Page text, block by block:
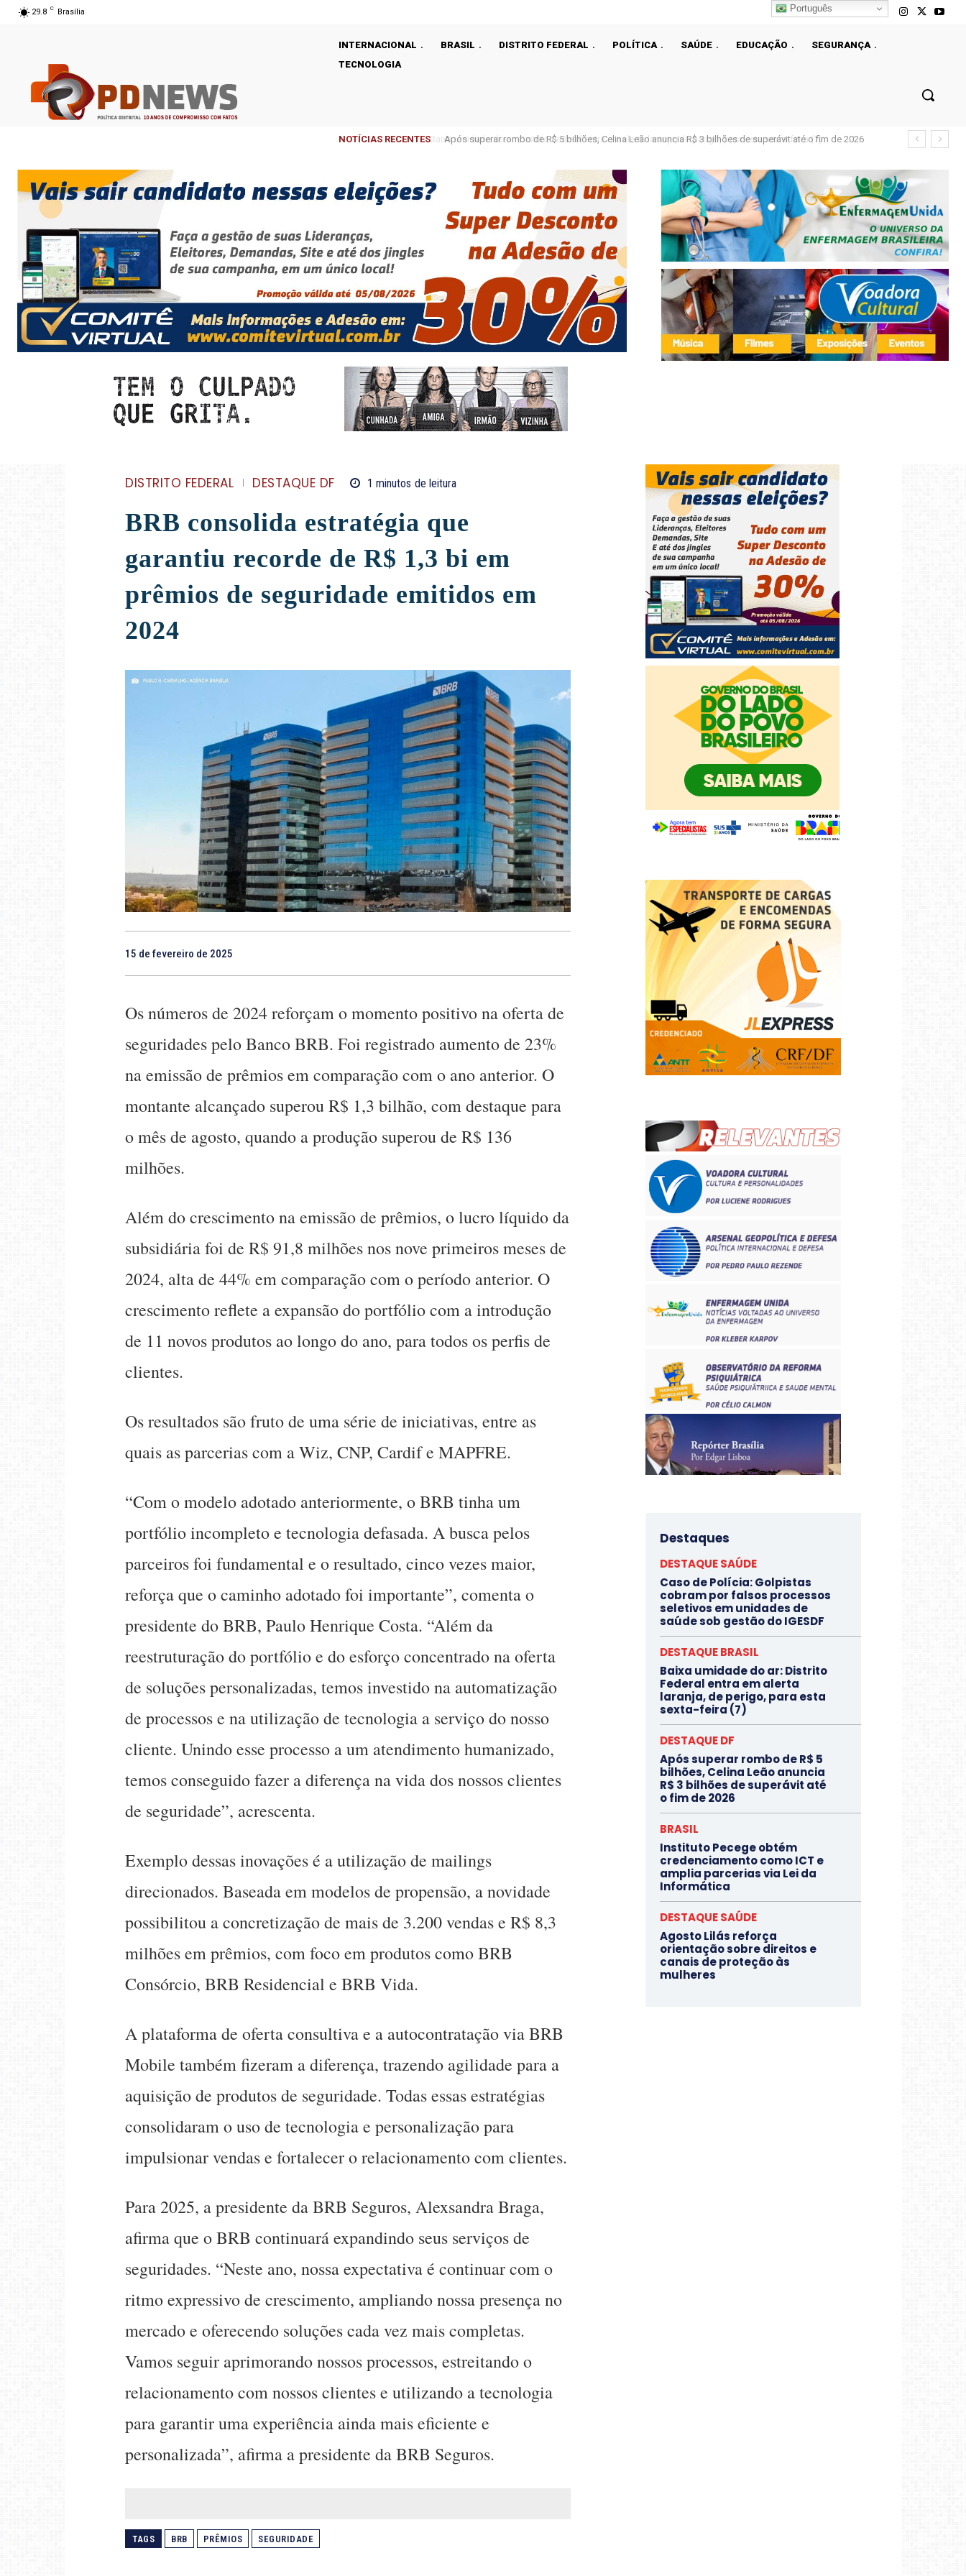
29.8 C Brasília
INTERNACIONAL BRASIL DISTRITO FEDERAL POLÍTICA SAÚDE EDUCAÇÃO
SEGURANÇA
TECNOLOGIA
NOTÍCIAS RECENTES Após superar rombo de R$ 5 bilhões, Celina Leão anuncia R$ 3 bilhões de superávit até o fim de 2026
DISTRITO FEDERAL DESTAQUE DF 1 minutos de leitura
BRB consolida estratégia que
garantiu recorde de R$ 1,3 bi em
prêmios de seguridade emitidos em
2024
15 de fevereiro de 2025
Os números de 2024 reforçam o momento positivo na oferta de
seguridades pelo Banco BRB. Foi registrado aumento de 23%
na emissão de prêmios em comparação com o ano anterior. O
montante alcançado superou R$ 1,3 bilhão, com destaque para
o mês de agosto, quando a produção superou de R$ 136
milhões.
Além do crescimento na emissão de prêmios, o lucro líquido da
subsidiária foi de R$ 91,8 milhões nos nove primeiros meses de
2024, alta de 44% em comparação com o período anterior. O
crescimento reflete a expansão do portfólio com a introdução
de 11 novos produtos ao longo do ano, para todos os perfis de
clientes.
Os resultados são fruto de uma série de iniciativas, entre as
quais as parcerias com a Wiz, CNP, Cardif e MAPFRE.
“Com o modelo adotado anteriormente, o BRB tinha um
portfólio incompleto e tecnologia defasada. A busca pelos
parceiros foi fundamental e o resultado, cinco vezes maior,
reforça que o caminho adotado foi importante”, comenta o
presidente do BRB, Paulo Henrique Costa. “Além da
reestruturação do portfólio e do esforço concentrado na oferta
de soluções personalizadas, temos investido na automatização
de processos e na utilização de tecnologia a serviço do nosso
cliente. Unindo esse processo a um atendimento humanizado,
temos conseguido fazer a diferença na vida dos nossos clientes
de seguridade”, acrescenta.
Exemplo dessas inovações é a utilização de mailings
direcionados. Baseada em modelos de propensão, a novidade
possibilitou a concretização de mais de 3.200 vendas e R$ 8,3
milhões em prêmios, com foco em produtos como BRB
Consórcio, BRB Residencial e BRB Vida.
A plataforma de oferta consultiva e a autocontratação via BRB
Mobile também fizeram a diferença, trazendo agilidade para a
aquisição de produtos de seguridade. Todas essas estratégias
consolidaram o uso de tecnologia e personalização para
impulsionar vendas e fortalecer o relacionamento com clientes.
Para 2025, a presidente da BRB Seguros, Alexsandra Braga,
afirma que o BRB continuará expandindo seus serviços de
seguridades. “Neste ano, nossa expectativa é continuar com o
ritmo expressivo de crescimento, ampliando nossa presença no
mercado e oferecendo soluções cada vez mais completas.
Vamos seguir aprimorando nossos processos, estreitando o
relacionamento com nossos clientes e utilizando a tecnologia
para garantir uma experiência ainda mais eficiente e
personalizada”, afirma a presidente da BRB Seguros.
TAGS BRB PRÊMIOS SEGURIDADE
Destaques
DESTAQUE SAÚDE
Caso de Polícia: Golpistas
cobram por falsos processos
seletivos em unidades de
saúde sob gestão do IGESDF
DESTAQUE BRASIL
Baixa umidade do ar: Distrito
Federal entra em alerta
laranja, de perigo, para esta
sexta-feira (7)
DESTAQUE DF
Após superar rombo de R$ 5
bilhões, Celina Leão anuncia
R$ 3 bilhões de superávit até
o fim de 2026
BRASIL
Instituto Pecege obtém
credenciamento como ICT e
amplia parcerias via Lei da
Informática
DESTAQUE SAÚDE
Agosto Lilás reforça
orientação sobre direitos e
canais de proteção às
mulheres
Português